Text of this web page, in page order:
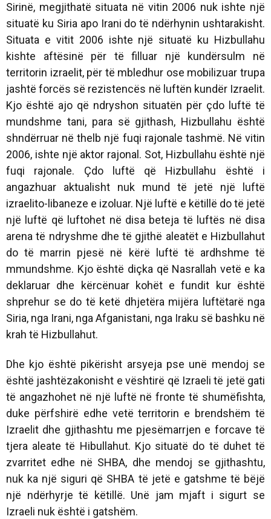
Sirinë, megjithatë situata në vitin 2006 nuk ishte një
situatë ku Siria apo Irani do të ndërhynin ushtarakisht.
Situata e vitit 2006 ishte një situatë ku Hizbullahu
kishte aftësinë për të filluar një kundërsulm në
territorin izraelit, për të mbledhur ose mobilizuar trupa
jashtë forcës së rezistencës në luftën kundër Izraelit.
Kjo është ajo që ndryshon situatën për çdo luftë të
mundshme tani, para së gjithash, Hizbullahu është
shndërruar në thelb një fuqi rajonale tashmë. Në vitin
2006, ishte një aktor rajonal. Sot, Hizbullahu është një
fuqi rajonale. Çdo luftë që Hizbullahu është i
angazhuar aktualisht nuk mund të jetë një luftë
izraelito-libaneze e izoluar. Një luftë e këtillë do të jetë
një luftë që luftohet në disa beteja të luftës në disa
arena të ndryshme dhe të gjithë aleatët e Hizbullahut
do të marrin pjesë në kërë luftë të ardhshme të
mmundshme. Kjo është diçka që Nasrallah vetë e ka
deklaruar dhe kërcënuar kohët e fundit kur është
shprehur se do të ketë dhjetëra mijëra luftëtarë nga
Siria, nga Irani, nga Afganistani, nga Iraku së bashku në
krah të Hizbullahut.
Dhe kjo është pikërisht arsyeja pse unë mendoj se
është jashtëzakonisht e vështirë që Izraeli të jetë gati
të angazhohet në një luftë në fronte të shumëfishta,
duke përfshirë edhe vetë territorin e brendshëm të
Izraelit dhe gjithashtu me pjesëmarrjen e forcave të
tjera aleate të Hibullahut. Kjo situatë do të duhet të
zvarritet edhe në SHBA, dhe mendoj se gjithashtu,
nuk ka një siguri që SHBA të jetë e gatshme të bëjë
një ndërhyrje të këtillë. Unë jam mjaft i sigurt se
Izraeli nuk është i gatshëm.